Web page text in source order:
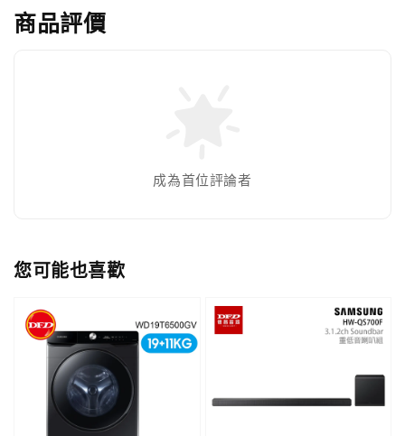
商品評價
成為首位評論者
您可能也喜歡